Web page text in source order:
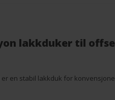
lakkduker til
en stabil lakkduk for